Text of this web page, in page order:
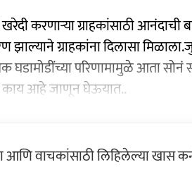
करणाऱ्या ग्राहकांसाठी
झाल्याने ग्राहकांना दिलासा
घडामोडींच्या परिणामामुळे आता सोनं
काय आहे जाणून घेऊयात..
आणि वाचकांसाठी लिहिलेल्या खास